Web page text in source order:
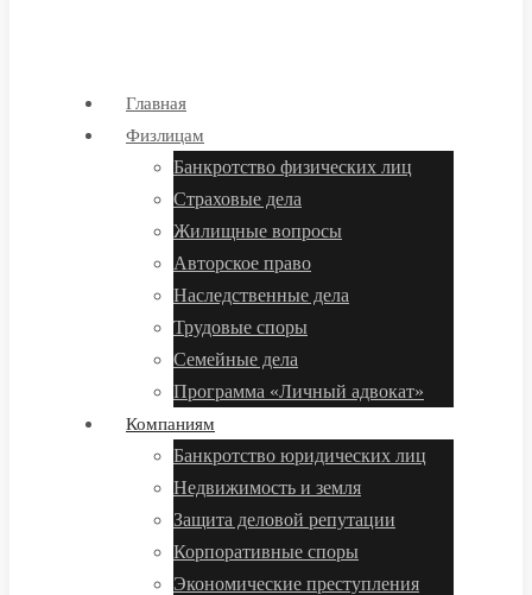
Главная
Физлицам
Банкротство физических лиц
Страховые дела
Жилищные вопросы
Авторское право
Наследственные дела
Трудовые споры
Семейные дела
Программа «Личный адвокат»
Компаниям
Банкротство юридических лиц
Недвижимость и земля
Защита деловой репутации
Корпоративные споры
Экономические преступления